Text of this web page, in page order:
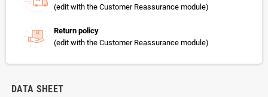
(edit with the Customer Reassurance module)
Return policy
(edit with the Customer Reassurance module)
DATA SHEET